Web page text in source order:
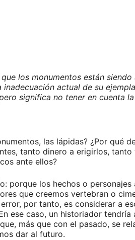
los monumentos están
inadecuación actual de su
significa no tener en cuenta
las lápidas? ¿Por qué
tanto dinero a erigirlos,
ante ellos?
porque los hechos o personajes
que creemos vertebran o
por tanto, es considerar a
ese caso, un historiador tendría
más que con el pasado, se
dar al futuro.